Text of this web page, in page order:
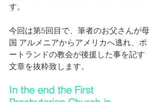
す。
今回は第5回目で、筆者のお父さんが母
国 アルメニアからアメリカへ逃れ、ポ
ートランドの教会が後援した事を記す
文章を抜粋致します。
In the end the First